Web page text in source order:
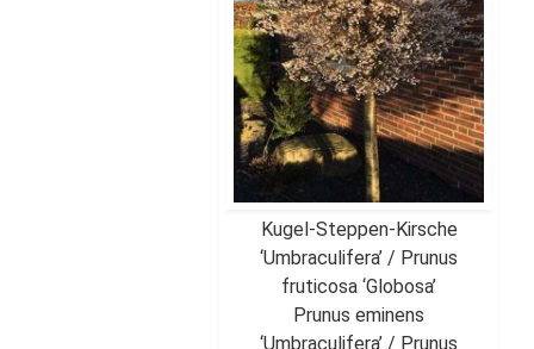
Kugel-Steppen-Kirsche
‘Umbraculifera’ / Prunus
fruticosa ‘Globosa’
Prunus eminens
‘Umbraculifera’ / Prunus